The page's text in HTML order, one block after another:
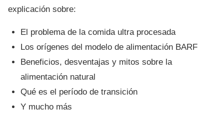
explicación sobre:
El problema de la comida ultra procesada
Los orígenes del modelo de alimentación BARF
Beneficios, desventajas y mitos sobre la
alimentación natural
Qué es el período de transición
Y mucho más